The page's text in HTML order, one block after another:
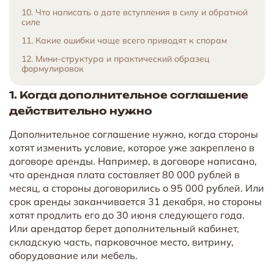
1. Когда дополнительное соглашение
действительно нужно
Дополнительное соглашение нужно, когда стороны
хотят изменить условие, которое уже закреплено в
договоре аренды. Например, в договоре написано,
что арендная плата составляет 80 000 рублей в
месяц, а стороны договорились о 95 000 рублей. Или
срок аренды заканчивается 31 декабря, но стороны
хотят продлить его до 30 июня следующего года.
Или арендатор берет дополнительный кабинет,
складскую часть, парковочное место, витрину,
оборудование или мебель.
10. Что написать о дате вступления в силу и обратной
силе
11. Какие ошибки чаще всего приводят к спорам
12. Мини-структура и практический образец
формулировок